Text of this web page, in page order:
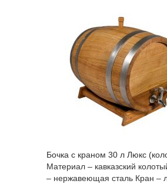
Бочка с краном 30 л Люкс
Материал – кавказский
– нержавеющая сталь Кран –